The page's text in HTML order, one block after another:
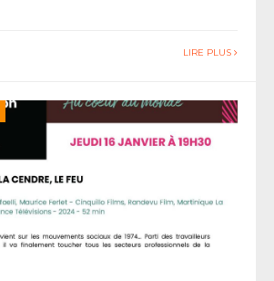
LIRE PLUS